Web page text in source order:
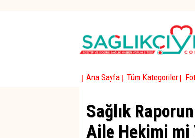
| Ana Sayfa | Tüm Kategoriler |
Sağlık
Aile Hekimi mi